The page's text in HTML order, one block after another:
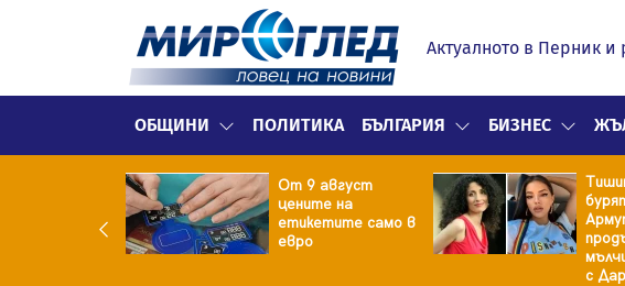
Актуалното в Перник и
ОБЩИНИ ПОЛИТИКА БЪЛГАРИЯ БИЗНЕС
От 9 август
цените на
етикетите само в
евро
с